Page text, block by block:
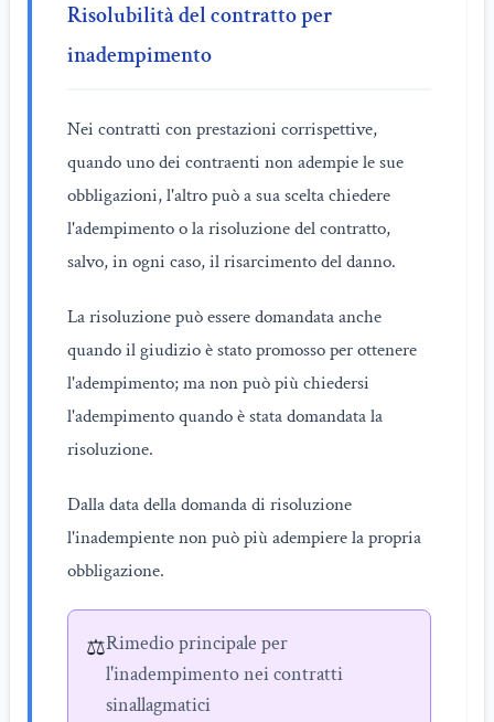
Risolubilità del contratto per
inadempimento
Nei contratti con prestazioni corrispettive,
quando uno dei contraenti non adempie le sue
obbligazioni, l'altro può a sua scelta chiedere
l'adempimento o la risoluzione del contratto,
salvo, in ogni caso, il risarcimento del danno.
La risoluzione può essere domandata anche
quando il giudizio è stato promosso per ottenere
l'adempimento; ma non può più chiedersi
l'adempimento quando è stata domandata la
risoluzione.
Dalla data della domanda di risoluzione
l'inadempiente non può più adempiere la propria
obbligazione.
⚖️Rimedio principale per
l'inadempimento nei contratti
sinallagmatici